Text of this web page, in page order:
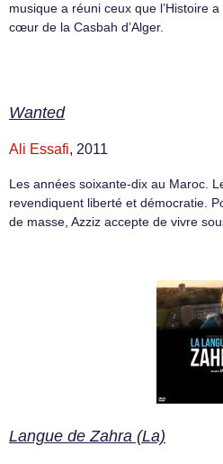
musique a réuni ceux que l’Histoire
cœur de la Casbah d’Alger.
Wanted
Ali Essafi, 2011
Les années soixante-dix au Maroc.
revendiquent liberté et démocratie.
de masse, Azziz accepte de vivre
Langue de Zahra (La)